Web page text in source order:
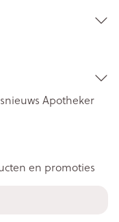
Apotheker
en promoties